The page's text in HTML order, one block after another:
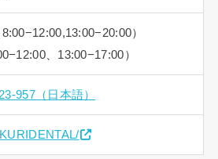
）
、13:00−17:00）
957（日本語）